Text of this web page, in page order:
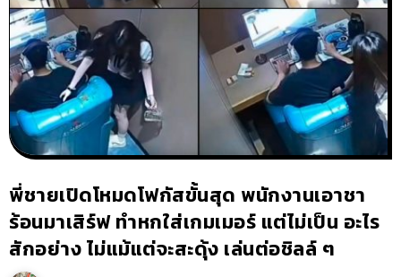
พี่ชายเปิดโหมดโฟกัสขั้นสุด พนักงานเอาชา
ร้อนมาเสิร์ฟ ทำหกใส่เกมเมอร์ แต่ไม่เป็น อะไร
สักอย่าง ไม่แม้แต่จะสะดุ้ง เล่นต่อชิลล์ ๆ